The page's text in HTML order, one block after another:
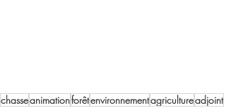
chasseanimationforêtenvironnementagricultureadjoint